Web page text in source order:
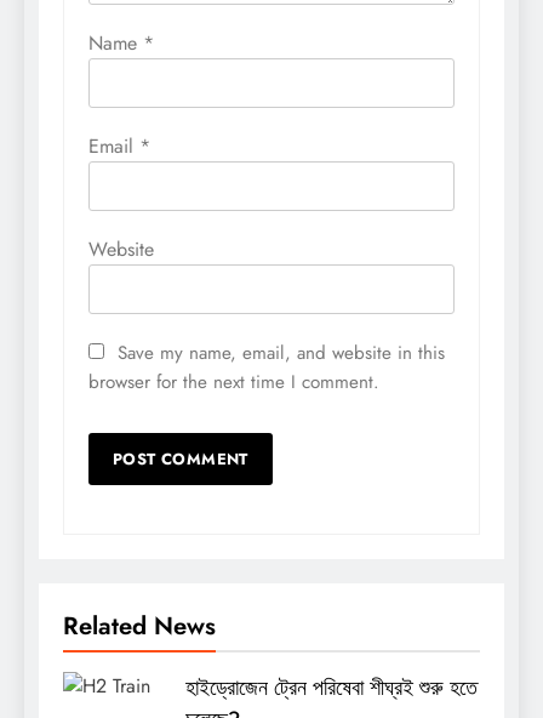
Name *
Email *
Website
Save my name, email, and website in this
browser for the next time I comment.
Related News
হাইড্রোজেন ট্রেন পরিষেবা শীঘ্রই শুরু হতে